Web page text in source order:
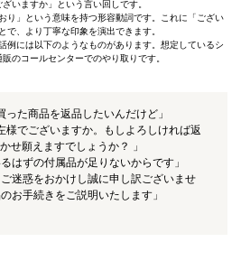
いますか」という言い回しです。
り」という意味を持つ形容動詞です。これに「ござい
で、より丁寧な印象を演出できます。
例には以下のようなものがあります。想定しているシ
のコールセンターでのやり取りです。
った商品を返品したいんだけど」
様でございますか。もしよろしければ返
せ願えますでしょうか？ 」
はずの付属品が足りないからです」
迷惑をおかけし誠に申し訳ございませ
お手続きをご説明いたします」